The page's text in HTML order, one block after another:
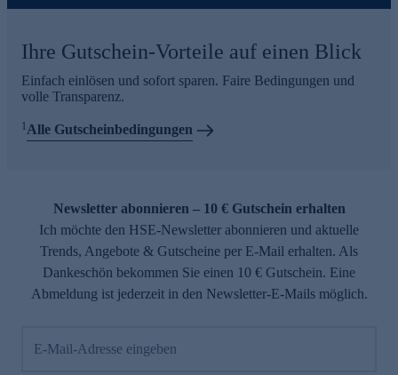
Ihre Gutschein-Vorteile auf einen Blick
Einfach einlösen und sofort sparen. Faire Bedingungen und
volle Transparenz.
1Alle Gutscheinbedingungen
Newsletter abonnieren – 10 € Gutschein erhalten
Ich möchte den HSE-Newsletter abonnieren und aktuelle
Trends, Angebote & Gutscheine per E-Mail erhalten. Als
Dankeschön bekommen Sie einen 10 € Gutschein. Eine
Abmeldung ist jederzeit in den Newsletter-E-Mails möglich.
E-Mail-Adresse eingeben